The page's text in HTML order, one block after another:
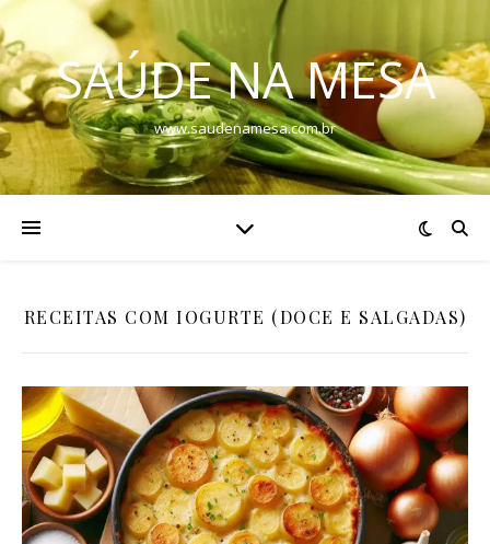
SAÚDE NA MESA
www.saudenamesa.com.br
RECEITAS COM IOGURTE (DOCE E SALGADAS)